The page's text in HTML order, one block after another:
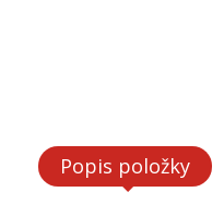
Popis položky